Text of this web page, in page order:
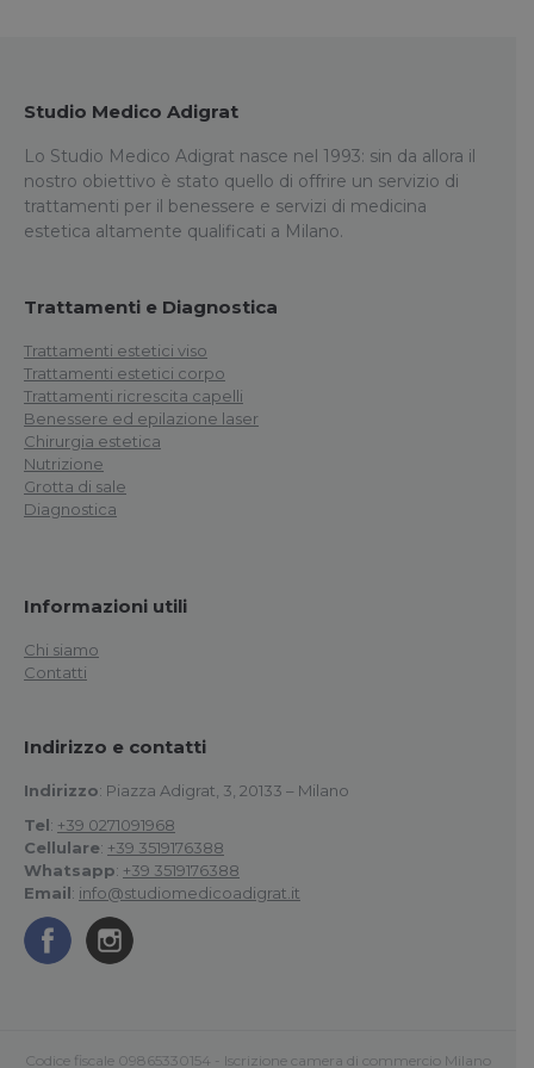
Studio Medico Adigrat
Lo Studio Medico Adigrat nasce nel 1993: sin da allora il
nostro obiettivo è stato quello di offrire un servizio di
trattamenti per il benessere e servizi di medicina
estetica altamente qualificati a Milano.
Trattamenti e Diagnostica
Trattamenti estetici viso
Trattamenti estetici corpo
Trattamenti ricrescita capelli
Benessere ed epilazione laser
Chirurgia estetica
Nutrizione
Grotta di sale
Diagnostica
Informazioni utili
Chi siamo
Contatti
Indirizzo e contatti
Indirizzo: Piazza Adigrat, 3, 20133 – Milano
Tel: +39 0271091968
Cellulare: +39 3519176388
Whatsapp: +39 3519176388
Email: info@studiomedicoadigrat.it
Codice fiscale 09865330154 - Iscrizione camera di commercio Milano